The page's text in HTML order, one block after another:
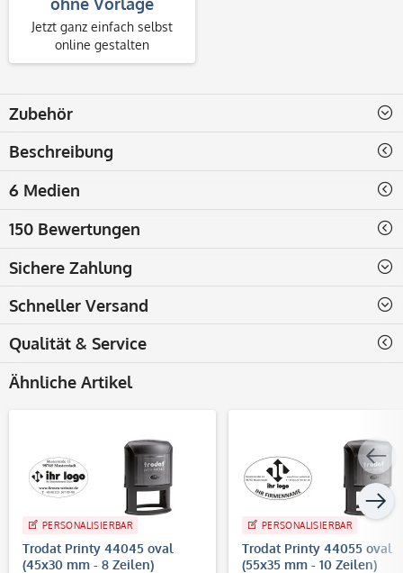
Jetzt ganz einfach selbst
online gestalten
Zubehör
Beschreibung
6 Medien
150 Bewertungen
Sichere Zahlung
Schneller Versand
Qualität & Service
Ähnliche Artikel
PERSONALISIERBAR
Trodat Printy 44045 oval
(45x30 mm - 8 Zeilen)
PERSONALISIERBAR
Trodat Printy 44055 oval
(55x35 mm - 10 Zeilen)